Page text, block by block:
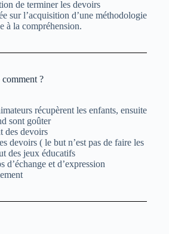
de terminer les devoirs
sur l’acquisition d’une méthodologie
à la compréhension.
comment ?
récupèrent les enfants, ensuite
sont goûter
des devoirs
devoirs ( le but n’est pas de faire les
des jeux éducatifs
d’échange et d’expression